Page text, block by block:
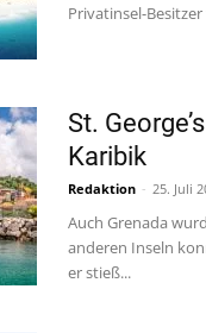
Privatinsel-
St.
Karibik
Redaktion - 25. Juli
Auch Grenada
anderen Inseln
er stieß...